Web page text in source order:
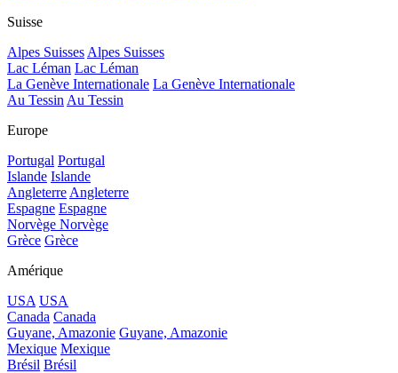
Suisse
Alpes Suisses Alpes Suisses
Lac Léman Lac Léman
La Genève Internationale La Genève Internationale
Au Tessin Au Tessin
Europe
Portugal Portugal
Islande Islande
Angleterre Angleterre
Espagne Espagne
Norvège Norvège
Grèce Grèce
Amérique
USA USA
Canada Canada
Guyane, Amazonie Guyane, Amazonie
Mexique Mexique
Brésil Brésil